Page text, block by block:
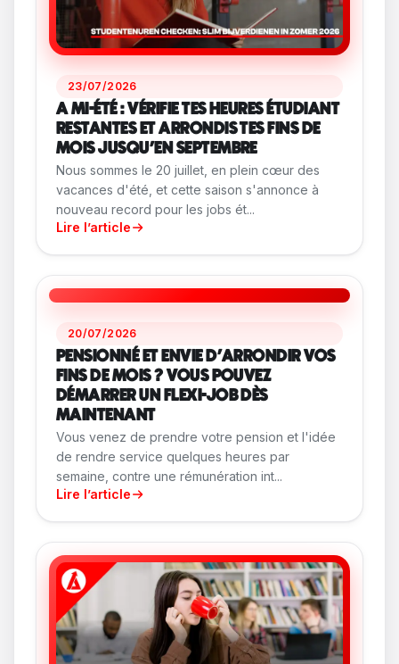
23/07/2026
A MI-ÉTÉ : VÉRIFIE TES HEURES ÉTUDIANT
RESTANTES ET ARRONDIS TES FINS DE
MOIS JUSQU'EN SEPTEMBRE
Nous sommes le 20 juillet, en plein cœur des
vacances d'été, et cette saison s'annonce à
nouveau record pour les jobs ét...
Lire l’article
20/07/2026
PENSIONNÉ ET ENVIE D'ARRONDIR VOS
FINS DE MOIS ? VOUS POUVEZ
DÉMARRER UN FLEXI-JOB DÈS
MAINTENANT
Vous venez de prendre votre pension et l'idée
de rendre service quelques heures par
semaine, contre une rémunération int...
Lire l’article